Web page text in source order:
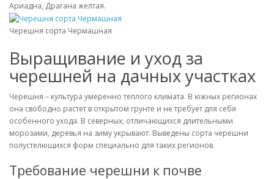
Ариадна, Драгана желтая.
Черешня сорта Чермашная
Выращивание и уход за
черешней на дачных участках
Черешня – культура умеренно теплого климата. В южных регионах
она свободно растет в открытом грунте и не требует для себя
особенного ухода. В северных, отличающихся длительными
морозами, деревья на зиму укрывают. Выведены сорта черешни
полустелющихся форм специально для таких регионов.
Требование черешни к почве